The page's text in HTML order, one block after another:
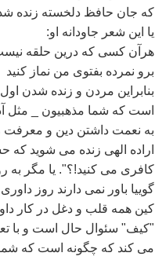
که جان حافظ دلخسته زنده
يا اين شعر جاودانه او:
هرآن کسی که درين حلقه
برو نمرده بفتوی من نماز کنيد
بنابراين مردن و زنده شدن
است که شما مذهبيون _ مثل
به نعمت داشتن دين و معرفت
اراده الهی زنده می شويد
کافری می کنيد!؟". يا مگر به
گوييا باور نمی دارند روز داوری
کين همه قلب و دغل در کار
می کند که چگونه است که شما